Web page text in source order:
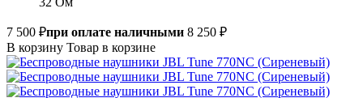
7 500 ₽при оплате наличными 8 250 ₽
В корзину Товар в корзине